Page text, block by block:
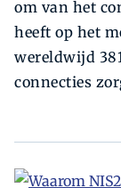
om van het
heeft op het
wereldwijd
connecties